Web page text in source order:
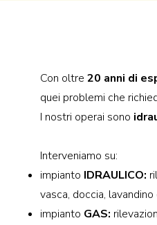
Con oltre 20 anni di
quei problemi che
I nostri operai sono
Interveniamo su:
impianto IDRAULICO:
vasca, doccia,
impianto GAS: